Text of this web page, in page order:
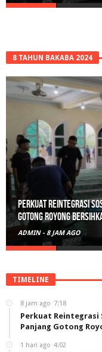
8 TAHUN BAKABA 2024
Perkuat Reintegrasi
Gotong Royong
ADMIN - 8 JAM AGO
TIMELINE
8 jam ago 7:18
Perkuat Reintegrasi
Panjang Gotong
1 hari ago 4:02